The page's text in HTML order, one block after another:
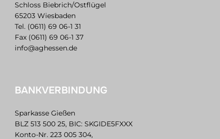
Schloss Biebrich/Ostflügel
65203 Wiesbaden
Tel. (0611) 69 06-1 31
Fax (0611) 69 06-1 37
info@aghessen.de
BANKVERBINDUNG
Sparkasse Gießen
BLZ 513 500 25, BIC: SKGIDE5FXXX
Konto-Nr. 223 005 304,